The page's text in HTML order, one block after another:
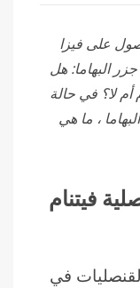
على فيزا
البهاما: هل
أم لا؟ في حالة
، ما هي
فيتنام
في